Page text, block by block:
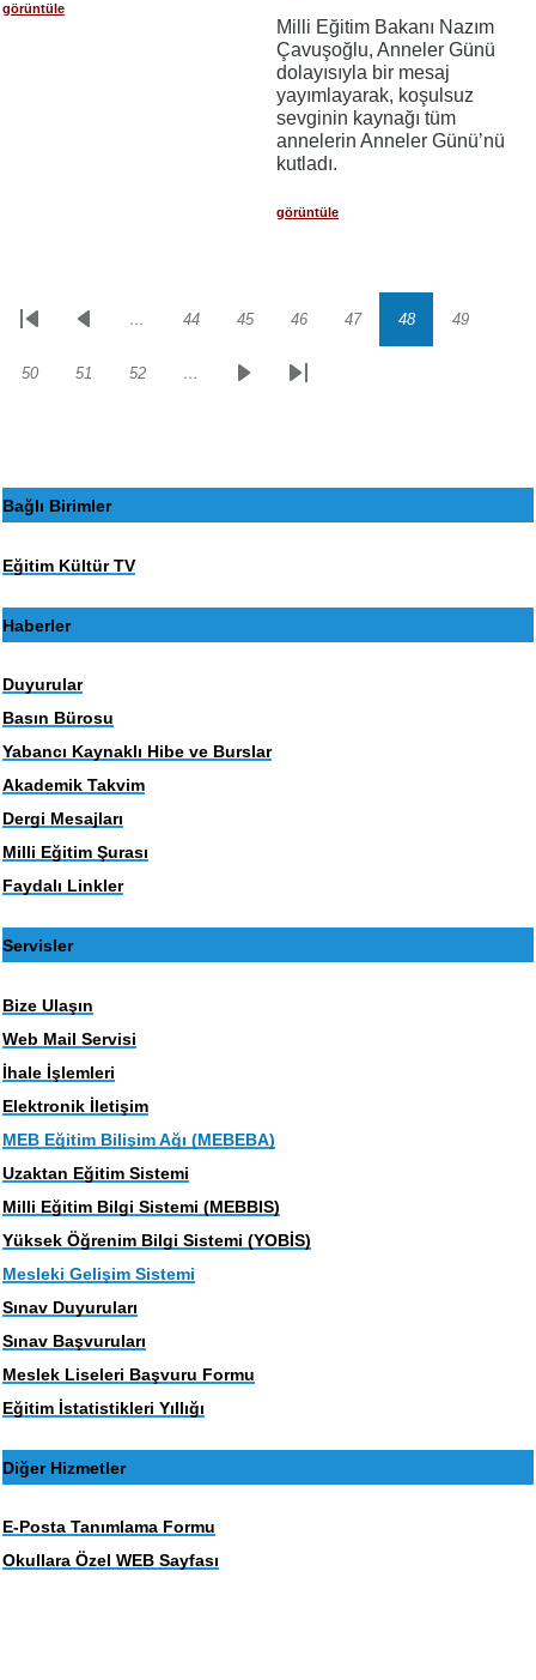
görüntüle
Milli Eğitim Bakanı Nazım
Çavuşoğlu, Anneler Günü
dolayısıyla bir mesaj
yayımlayarak, koşulsuz
sevginin kaynağı tüm
annelerin Anneler Günü’nü
kutladı.
görüntüle
Sayfalama
İlk
Önceki… Sayfa
44 Sayfa
45 Sayfa
46 Sayfa
47 Sayfa
48 Sayfa
49
Sayfa
50 Sayfa
51 Sayfa
52 …
SonrakiSon
Bağlı Birimler
Eğitim Kültür TV
Haberler
Duyurular
Basın Bürosu
Yabancı Kaynaklı Hibe ve Burslar
Akademik Takvim
Dergi Mesajları
Milli Eğitim Şurası
Faydalı Linkler
Servisler
Bize Ulaşın
Web Mail Servisi
İhale İşlemleri
Elektronik İletişim
MEB Eğitim Bilişim Ağı (MEBEBA)
Uzaktan Eğitim Sistemi
Milli Eğitim Bilgi Sistemi (MEBBIS)
Yüksek Öğrenim Bilgi Sistemi (YOBİS)
Mesleki Gelişim Sistemi
Sınav Duyuruları
Sınav Başvuruları
Meslek Liseleri Başvuru Formu
Eğitim İstatistikleri Yıllığı
Diğer Hizmetler
E-Posta Tanımlama Formu
Okullara Özel WEB Sayfası